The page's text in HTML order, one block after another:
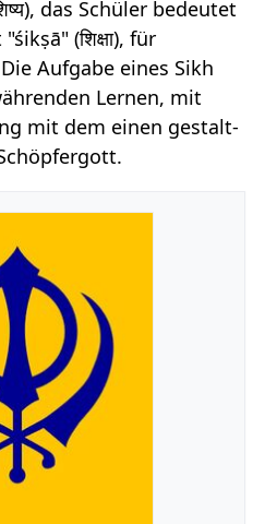
das Schüler bedeutet
(शिक्षा), für
Aufgabe eines Sikh
Lernen, mit
mit dem einen gestalt-